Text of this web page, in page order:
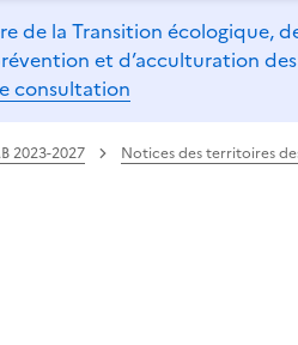
de la Transition écologique,
et d’acculturation
consultation
2023-2027 Notices des territoires